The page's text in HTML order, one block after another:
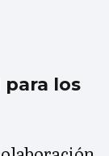
los